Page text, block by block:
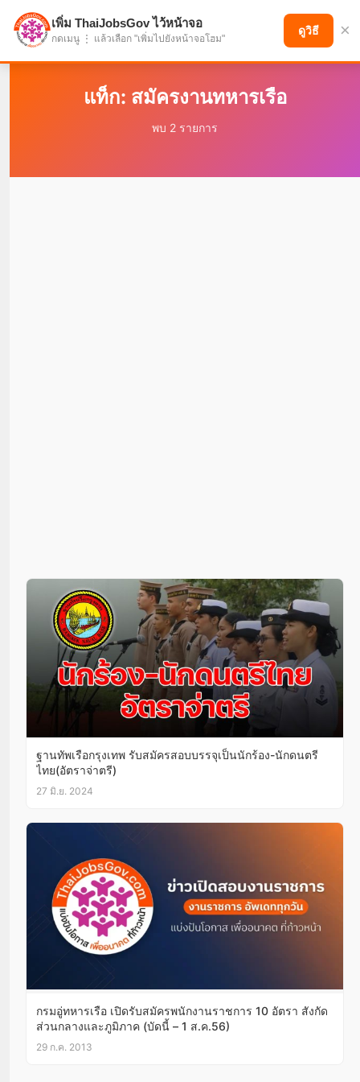
แบ่งปันโอกาส เพื่ออนาคตที่ก้าวหน้า
แท็ก: สมัครงานทหารเรือ
พบ 2 รายการ
ฐานทัพเรือกรุงเทพ รับสมัครสอบบรรจุเป็นนักร้อง-นักดนตรี
ไทย(อัตราจ่าตรี)
27 มิ.ย. 2024
กรมอู่ทหารเรือ เปิดรับสมัครพนักงานราชการ 10 อัตรา สังกัด
ส่วนกลางและภูมิภาค (บัดนี้ – 1 ส.ค.56)
29 ก.ค. 2013
เพิ่ม ThaiJobsGov ไว้หน้าจอ
กดเมนู ⋮ แล้วเลือก "เพิ่มไปยังหน้าจอโฮม"
ดูวิธี ×